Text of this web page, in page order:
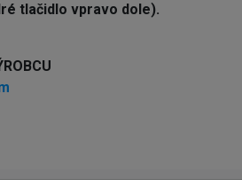
tlačidlo vpravo dole).